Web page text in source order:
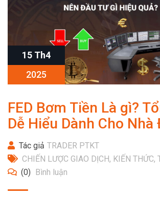
15 Th4
2025
FED Bơm Tiền Là gì?
Dễ Hiểu Dành Cho Nhà
Tác giả TRADER PTKT
CHIẾN LƯỢC GIAO DỊCH, KIẾN THỨC,
(0) Bình luận